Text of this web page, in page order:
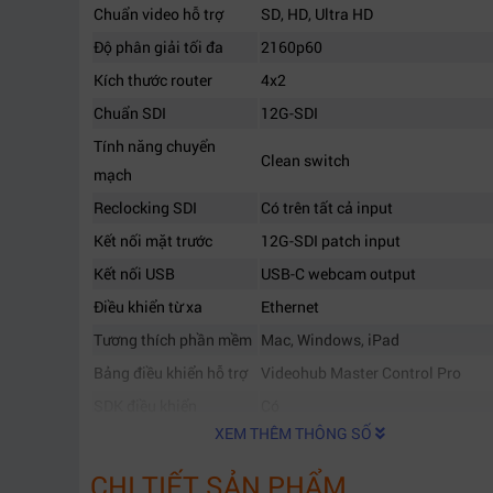
Chuẩn video hỗ trợ
SD, HD, Ultra HD
Độ phân giải tối đa
2160p60
Kích thước router
4x2
Chuẩn SDI
12G-SDI
Tính năng chuyển
mạch
Clean switch
Reclocking SDI
Có trên tất cả input
Kết nối mặt trước
12G-SDI patch input
Kết nối USB
USB-C webcam output
Điều khiển từ xa
Ethernet
Tương thích phần mềm Mac, Windows, iPad
Bảng điều khiển hỗ trợ
Videohub Master Control Pro
13 ngôn ngữ
Ứng dụng
Broadcast, livestream, mobile
XEM THÊM THÔNG SỐ